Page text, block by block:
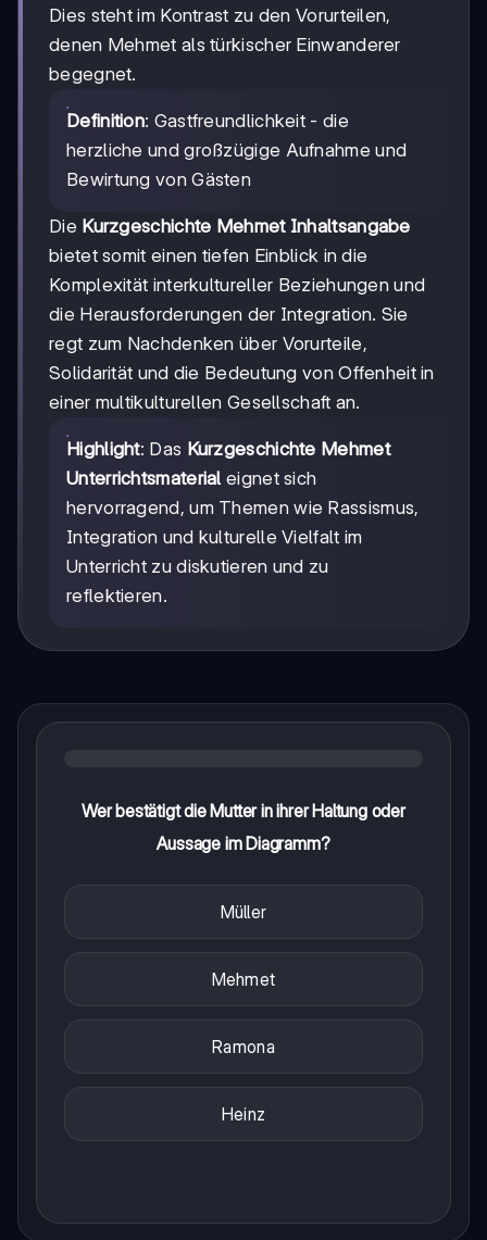
Dies steht im Kontrast zu den Vorurteilen,
denen Mehmet als türkischer Einwanderer
begegnet.
Definition: Gastfreundlichkeit - die
herzliche und großzügige Aufnahme und
Bewirtung von Gästen
Die Kurzgeschichte Mehmet Inhaltsangabe
bietet somit einen tiefen Einblick in die
Komplexität interkultureller Beziehungen und
die Herausforderungen der Integration. Sie
regt zum Nachdenken über Vorurteile,
Solidarität und die Bedeutung von Offenheit in
einer multikulturellen Gesellschaft an.
Highlight: Das Kurzgeschichte Mehmet
Unterrichtsmaterial eignet sich
hervorragend, um Themen wie Rassismus,
Integration und kulturelle Vielfalt im
Unterricht zu diskutieren und zu
reflektieren.
Wer bestätigt die Mutter in ihrer Haltung oder
Aussage im Diagramm?
Müller
Mehmet
Ramona
Heinz